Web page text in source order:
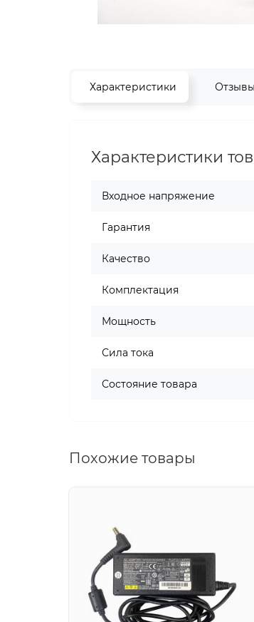
Характеристики Отзывы
Характеристики
Входное напряжение
Гарантия
Качество
Комплектация
Мощность
Сила тока
Состояние товара
Похожие товары